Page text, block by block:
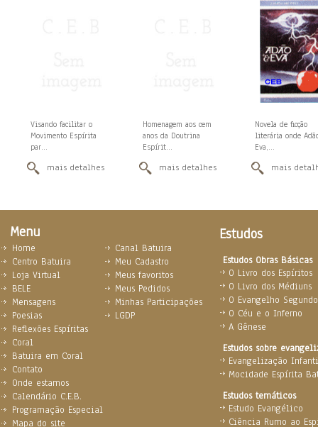
Visando facilitar o
Movimento Espírita
par...
mais detalhes
Homenagem aos cem
anos da Doutrina
Espírit...
mais detalhes
Novela de ficção
literária onde
Eva,...
mais
Menu Estudos
Estudos Obras Básicas
O Livro dos Espíritos
O Livro dos Médiuns
O Evangelho
O Céu e o Inferno
A Gênese
Estudos sobre
Evangelização
Mocidade Espírita
Estudos temáticos
Estudo Evangélico
Ciência Rumo ao
Home
Centro Batuira
Loja Virtual
BELE
Mensagens
Poesias
Reflexões Espíritas
Coral
Batuira em Coral
Contato
Onde estamos
Calendário C.E.B.
Programação Especial
Mapa do site
Canal Batuira
Meu Cadastro
Meus favoritos
Meus Pedidos
Minhas Participações
LGDP